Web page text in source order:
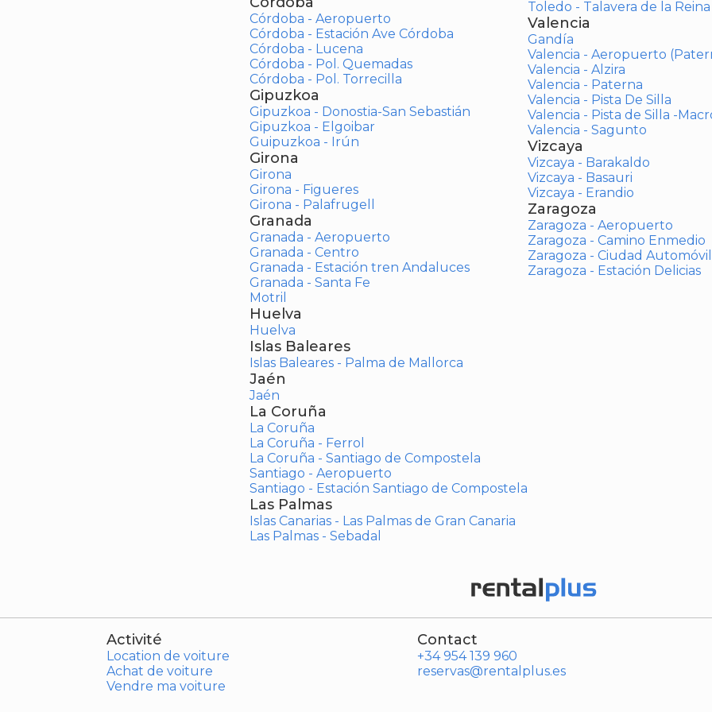
Córdoba - Aeropuerto
Córdoba - Estación Ave Córdoba
Córdoba - Lucena
Córdoba - Pol. Quemadas
Córdoba - Pol. Torrecilla
Gipuzkoa
Gipuzkoa - Donostia-San Sebastián
Gipuzkoa - Elgoibar
Guipuzkoa - Irún
Girona
Girona
Girona - Figueres
Girona - Palafrugell
Granada
Granada - Aeropuerto
Granada - Centro
Granada - Estación tren Andaluces
Granada - Santa Fe
Motril
Huelva
Huelva
Islas Baleares
Islas Baleares - Palma de Mallorca
Jaén
Jaén
La Coruña
La Coruña
La Coruña - Ferrol
La Coruña - Santiago de Compostela
Santiago - Aeropuerto
Santiago - Estación Santiago de Compostela
Las Palmas
Islas Canarias - Las Palmas de Gran Canaria
Las Palmas - Sebadal
Toledo - Talavera de la Reina
Valencia
Gandía
Valencia - Aeropuerto
Valencia - Alzira
Valencia - Paterna
Valencia - Pista De Silla
Valencia - Pista de Silla -
Valencia - Sagunto
Vizcaya
Vizcaya - Barakaldo
Vizcaya - Basauri
Vizcaya - Erandio
Zaragoza
Zaragoza - Aeropuerto
Zaragoza - Camino Enmedio
Zaragoza - Ciudad Automóvil
Zaragoza - Estación Delicias
Activité
Location de voiture
Achat de voiture
Vendre ma voiture
Contact
+34 954 139 960
reservas@rentalplus.es